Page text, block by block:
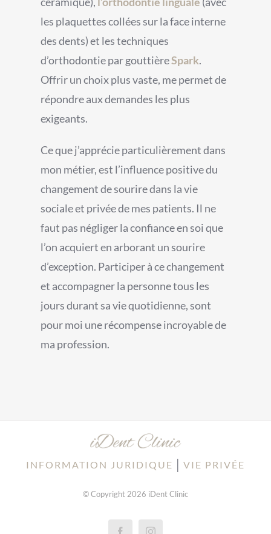
les plaquettes collées sur la face interne
des dents) et les techniques
d’orthodontie par gouttièreSpark.
Offrir un choix plus vaste, me permet de
répondre aux demandes les plus
exigeants.
Ce que j’apprécie particulièrement dans
mon métier, est l’influence positive du
changement de sourire dans la vie
sociale et privée de mes patients. Il ne
faut pas négliger la confiance en soi que
l’on acquiert en arborant un sourire
d’exception. Participer à ce changement
et accompagner la personne tous les
jours durant sa vie quotidienne, sont
pour moi une récompense incroyable de
ma profession.
INFORMATION JURIDIQUE VIE PRIVÉE
© Copyright 2026 iDent Clinic